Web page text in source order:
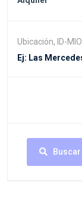
Ubicación, ID-
Buscar